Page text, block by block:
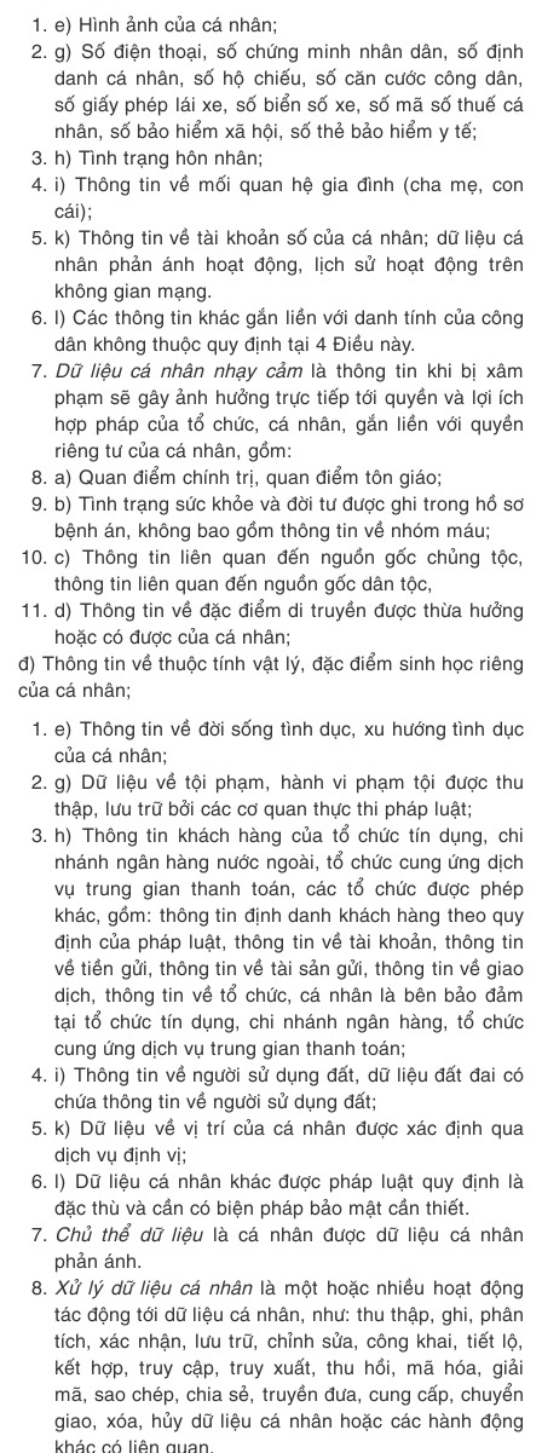
e) Hình ảnh của cá nhân;
g) Số điện thoại, số chứng minh nhân dân, số định
danh cá nhân, số hộ chiếu, số căn cước công dân,
số giấy phép lái xe, số biển số xe, số mã số thuế cá
nhân, số bảo hiểm xã hội, số thẻ bảo hiểm y tế;
h) Tình trạng hôn nhân;
i) Thông tin về mối quan hệ gia đình (cha mẹ, con
cái);
k) Thông tin về tài khoản số của cá nhân; dữ liệu cá
nhân phản ánh hoạt động, lịch sử hoạt động trên
không gian mạng.
l) Các thông tin khác gắn liền với danh tính của công
dân không thuộc quy định tại 4 Điều này.
Dữ liệu cá nhân nhạy cảm là thông tin khi bị xâm
phạm sẽ gây ảnh hưởng trực tiếp tới quyền và lợi ích
hợp pháp của tổ chức, cá nhân, gắn liền với quyền
riêng tư của cá nhân, gồm:
a) Quan điểm ​​chính trị, quan điểm tôn giáo;
b) Tình trạng sức khỏe và đời tư được ghi trong hồ sơ
bệnh án, không bao gồm thông tin về nhóm máu;
c) Thông tin liên quan đến nguồn gốc chủng tộc,
thông tin liên quan đến nguồn gốc dân tộc,
d) Thông tin về đặc điểm di truyền được thừa hưởng
hoặc có được của cá nhân;
đ) Thông tin về thuộc tính vật lý, đặc điểm sinh học riêng
của cá nhân;
e) Thông tin về đời sống tình dục, xu hướng tình dục
của cá nhân;
g) Dữ liệu về tội phạm, hành vi phạm tội được thu
thập, lưu trữ bởi các cơ quan thực thi pháp luật;
h) Thông tin khách hàng của tổ chức tín dụng, chi
nhánh ngân hàng nước ngoài, tổ chức cung ứng dịch
vụ trung gian thanh toán, các tổ chức được phép
khác, gồm: thông tin định danh khách hàng theo quy
định của pháp luật, thông tin về tài khoản, thông tin
về tiền gửi, thông tin về tài sản gửi, thông tin về giao
dịch, thông tin về tổ chức, cá nhân là bên bảo đảm
tại tổ chức tín dụng, chi nhánh ngân hàng, tổ chức
cung ứng dịch vụ trung gian thanh toán;
i) Thông tin về người sử dụng đất, dữ liệu đất đai có
chứa thông tin về người sử dụng đất;
k) Dữ liệu về vị trí của cá nhân được xác định qua
dịch vụ định vị;
l) Dữ liệu cá nhân khác được pháp luật quy định là
đặc thù và cần có biện pháp bảo mật cần thiết.
Chủ thể dữ liệulà cá nhân được dữ liệu cá nhân
phản ánh.
Xử lý dữ liệu cá nhânlà một hoặc nhiều hoạt động
tác động tới dữ liệu cá nhân, như: thu thập, ghi, phân
tích, xác nhận, lưu trữ, chỉnh sửa, công khai, tiết lộ,
kết hợp, truy cập, truy xuất, thu hồi, mã hóa, giải
mã, sao chép, chia sẻ, truyền đưa, cung cấp, chuyển
giao, xóa, hủy dữ liệu cá nhân hoặc các hành động
khác có liên quan.